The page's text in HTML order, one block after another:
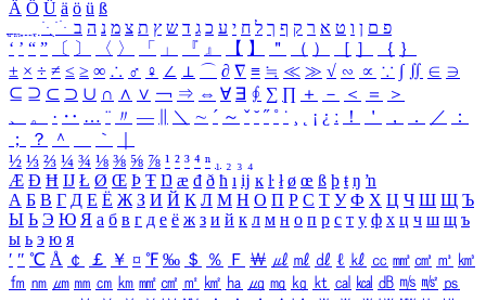
Ä Ö Ü ä ö ü ß
ִֶֹ ֻּ ׁׂ פ ם ן ו ט א ר ק ף ך ל ח י ע כ ג ד ש ץ ת צ מ נ ה ב
‘ ’ “ ” 〔 〕 〈 〉 「 」 『 』 【 】 ＂ （ ） ［ ］ ｛ ｝
± × ÷ ≠ ≤ ≥ ∞ ∴ ♂ ♀ ∠ ⊥ ⌒ ∂ ∇ ≡ ≒ ≪ ≫ √ ∽ ∝ ∵ ∫ ∬ ∈ ∋
⊆ ⊇ ⊂ ⊃ ∪ ∩ ∧ ∨ ￢ ⇒ ⇔ ∀ ∃ ∮ ∑ ∏ ＋ － ＜ ＝
＞
、
。 · ‥ … ¨ 〃 ― ＼ ∼ ´ ～ ˇ ˘ ˝ ˚ ˙ ¸ ¡ ¿ ː ！ ＇ ， ． ／
：
；
？ ＾ ｀
½ ⅓ ⅔ ¼ ¾ ⅛ ⅜ ⅝ ⅞ ¹ ² ³ ⁴ ⁿ ₁ ₂ ₃ ₄
Æ Ð Ħ Ĳ Ł Ø Œ Þ Ŧ Ŋ æ đ ð ħ ı ĳ ĸ ŀ ł ø œ ß þ ŧ ŋ ŉ
А Б В Г Д Е Ё Ж З И Й К Л М Н О П Р С Т У Ф Х Ц Ч Ш Щ Ъ
Ы Ь Э Ю Я а б в г д е ё ж з и й к л м н о п р с т у ф х ц ч ш щ ъ
ы ь э ю я
′ ″ ℃ Å ￠ ￡ ￥ ¤ ℉ ‰ ＄ ％ Ｆ ￦ ㎕ ㎖ ㎗ ℓ ㎘ ㏄ ㎣ ㎤ ㎥ ㎦
㎙ ㎚ ㎛ ㎜ ㎝ ㎞ ㎟ ㎠ ㎡ ㎢ ㏊ ㎍ ㎎ ㎏ ㏏ ㎈ ㎉ ㏈ ㎧ ㎨ ㎰